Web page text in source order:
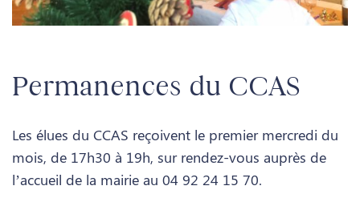
Permanences du CCAS
Les élues du CCAS reçoivent le premier mercredi du
mois, de 17h30 à 19h, sur rendez-vous auprès de
l’accueil de la mairie au 04 92 24 15 70.